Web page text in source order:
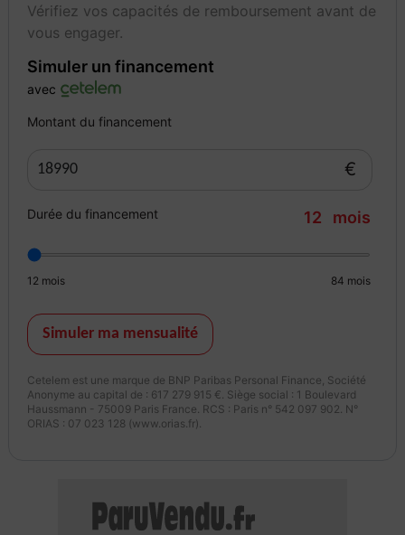
Essuie glaces automatiques
Feux de route et de croisement LED
Phares automatiques
Radars AR
Régulateur
Rétroviseurs rabattables électriquement
Vérifiez vos capacités de remboursement avant de
vous engager.
Simuler un financement
avec
Montant du financement
€
Durée du financement 12 mois
12 mois 84 mois
Simuler ma mensualité
Cetelem est une marque de BNP Paribas Personal Finance, Société
Anonyme au capital de : 617 279 915 €. Siège social : 1 Boulevard
Haussmann - 75009 Paris France. RCS : Paris n° 542 097 902. N°
ORIAS : 07 023 128 (www.orias.fr).